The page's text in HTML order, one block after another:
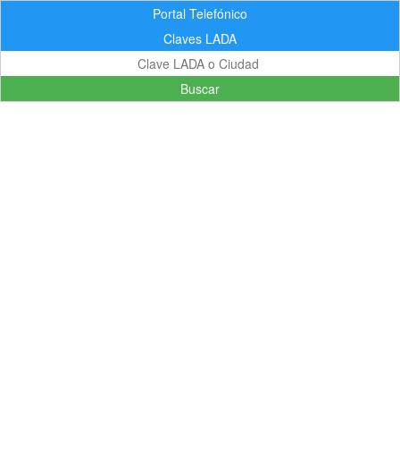
Portal Telefónico
Claves LADA
Buscar